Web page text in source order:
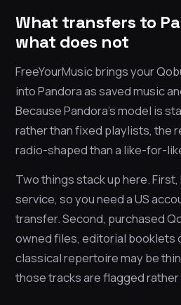
What transfers to
what does not
FreeYourMusic brings your
into Pandora as saved music
Because Pandora’s model is
rather than fixed playlists, the
radio-shaped than a like-for-
Two things stack up here.
service, so you need a US
transfer. Second, purchased
owned files, editorial booklets
classical repertoire may be
those tracks are flagged